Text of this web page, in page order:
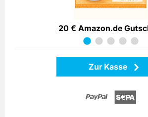
20 € Amazon.de
Zur Kasse